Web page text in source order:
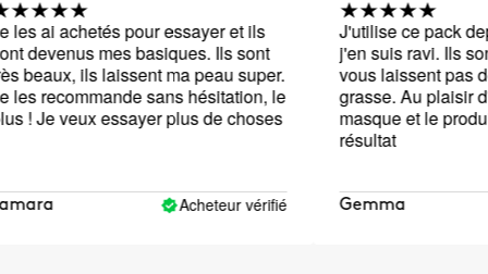
ai achetés pour essayer et ils
devenus mes basiques. Ils sont
beaux, ils laissent ma peau super.
recommande sans hésitation, le
! Je veux essayer plus de choses
Acheteur vérifié
J'utilise ce pack
j'en suis ravi. Ils
vous laissent pas
grasse. Au plaisir
masque et le
résultat
Gemma